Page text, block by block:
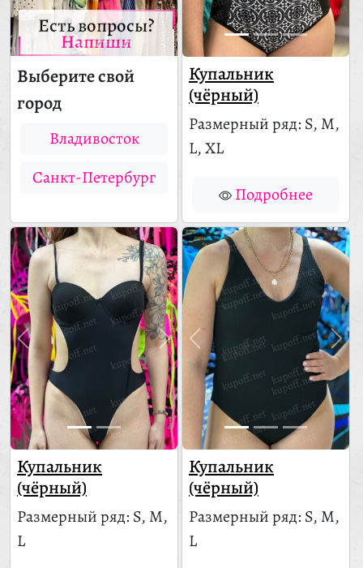
Есть вопросы?
Напиши
Выберите свой
город
Владивосток
Санкт-Петербург
Купальник
(чёрный)
Размерный ряд: S, M,
L, XL
Подробнее
Купальник
(чёрный)
Размерный ряд: S, M,
L
Купальник
(чёрный)
Размерный ряд: S, M,
L